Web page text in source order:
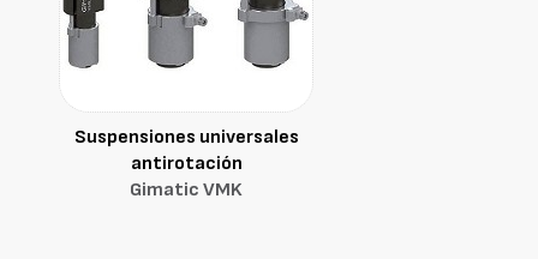
Suspensiones universales
antirotación
Gimatic VMK